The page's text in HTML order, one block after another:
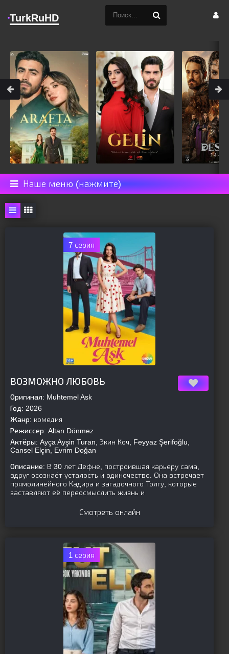
Наше меню (нажмите)
7 серия
ВОЗМОЖНО ЛЮБОВЬ
Оригинал: Muhtemel Ask
Год: 2026
Жанр: комедия
Режиссер: Altan Dönmez
Актёры: Ayça Ayşin Turan, Экин Коч, Feyyaz Şerifoğlu,
Cansel Elçin, Evrim Doğan
Описание: В 30 лет Дефне, построившая карьеру сама,
вдруг осознаёт усталость и одиночество. Она встречает
прямолинейного Кадира и загадочного Толгу, которые
заставляют её переосмыслить жизнь и
Смотреть онлайн
1 серия
TurkRuHD